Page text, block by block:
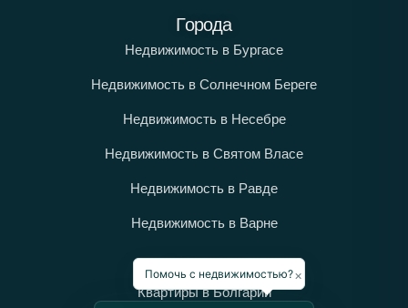
Города
Недвижимость в Бургасе
Недвижимость в Солнечном Береге
Недвижимость в Несебре
Недвижимость в Святом Власе
Недвижимость в Равде
Недвижимость в Варне
Категории
Квартиры в Болгарии
×
Помочь с недвижимостью?